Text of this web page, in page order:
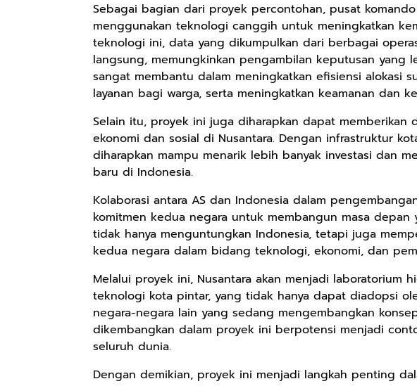
Sebagai bagian dari proyek percontohan, pusat
menggunakan teknologi canggih untuk meningkatkan
teknologi ini, data yang dikumpulkan dari berbagai
langsung, memungkinkan pengambilan keputusan yang
sangat membantu dalam meningkatkan efisiensi alokasi
layanan bagi warga, serta meningkatkan keamanan dan
Selain itu, proyek ini juga diharapkan dapat
ekonomi dan sosial di Nusantara. Dengan infrastruktur
diharapkan mampu menarik lebih banyak investasi dan
baru di Indonesia.
Kolaborasi antara AS dan Indonesia dalam
komitmen kedua negara untuk membangun masa
tidak hanya menguntungkan Indonesia, tetapi juga
kedua negara dalam bidang teknologi, ekonomi, dan
Melalui proyek ini, Nusantara akan menjadi laboratorium
teknologi kota pintar, yang tidak hanya dapat diadopsi
negara-negara lain yang sedang mengembangkan
dikembangkan dalam proyek ini berpotensi menjadi
seluruh dunia.
Dengan demikian, proyek ini menjadi langkah penting
Rp2.999.000
Lukisan Sri
Sultan
Hamengkubowono
X dari Kopi
Karya Rudi
Winarso
Anyarmart
Rp2.989.000
Lukisan Sri
Sultan
Hamengkubowono
II dari Kopi
Karya Rudi
Winarso
Shopee
Rp158.000
Kaos Dayak Unik
Bisa Bernyanyi
Taring Ukuran M
Shopee